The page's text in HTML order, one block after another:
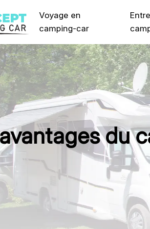
Voyage en
camping-car
du